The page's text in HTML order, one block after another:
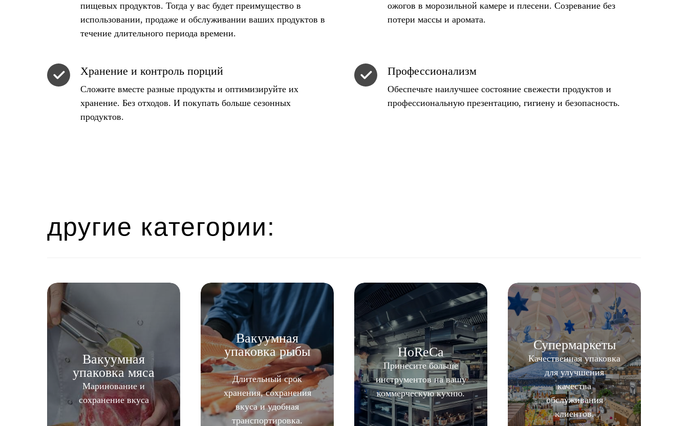
пищевых продуктов. Тогда у вас будет преимущество в
использовании, продаже и обслуживании ваших продуктов в
течение длительного периода времени.
ожогов в морозильной камере и плесени. Созревание без
потери массы и аромата.
Хранение и контроль порций
Сложите вместе разные продукты и оптимизируйте их
хранение. Без отходов. И покупать больше сезонных
продуктов.
Профессионализм
Обеспечьте наилучшее состояние свежести продуктов и
профессиональную презентацию, гигиену и безопасность.
другие категории:
Вакуумная
упаковка мяса
Маринование и
сохранение вкуса
Вакуумная
упаковка рыбы
Длительный срок
хранения, сохранения
вкуса и удобная
транспортировка.
HoReCa
Принесите больше
инструментов на вашу
коммерческую кухню.
Супермаркеты
Качественная упаковка
для улучшения
качества
обслуживания
клиентов.